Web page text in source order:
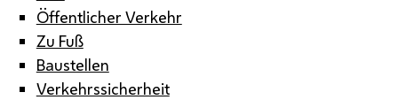
Öffentlicher Verkehr
Zu Fuß
Baustellen
Verkehrssicherheit